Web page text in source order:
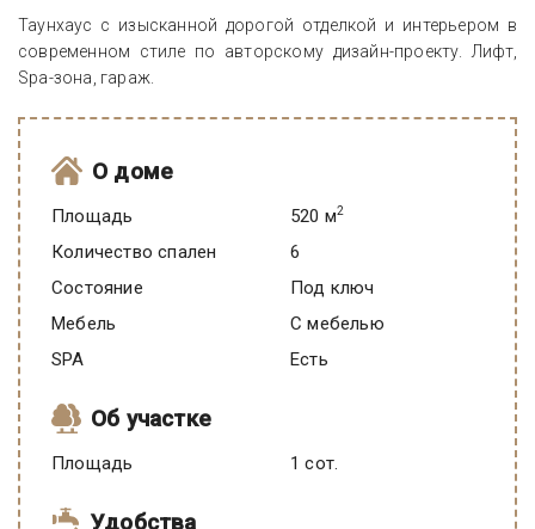
Таунхаус с изысканной дорогой отделкой и интерьером в
современном стиле по авторскому дизайн-проекту. Лифт,
Spa-зона, гараж.
О доме
Площадь 520 м2
Количество спален
6
Состояние
под ключ
Мебель
C мебелью
SPA
есть
Об участке
Площадь 1 сот.
Удобства